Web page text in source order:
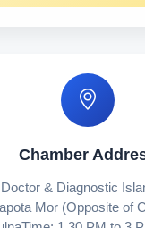
Chamber
& Diagnostic
Mor (Opposite of